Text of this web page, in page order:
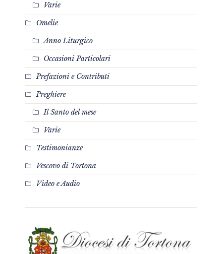
Varie
Omelie
Anno Liturgico
Occasioni Particolari
Prefazioni e Contributi
Preghiere
Il Santo del mese
Varie
Testimonianze
Vescovo di Tortona
Video e Audio